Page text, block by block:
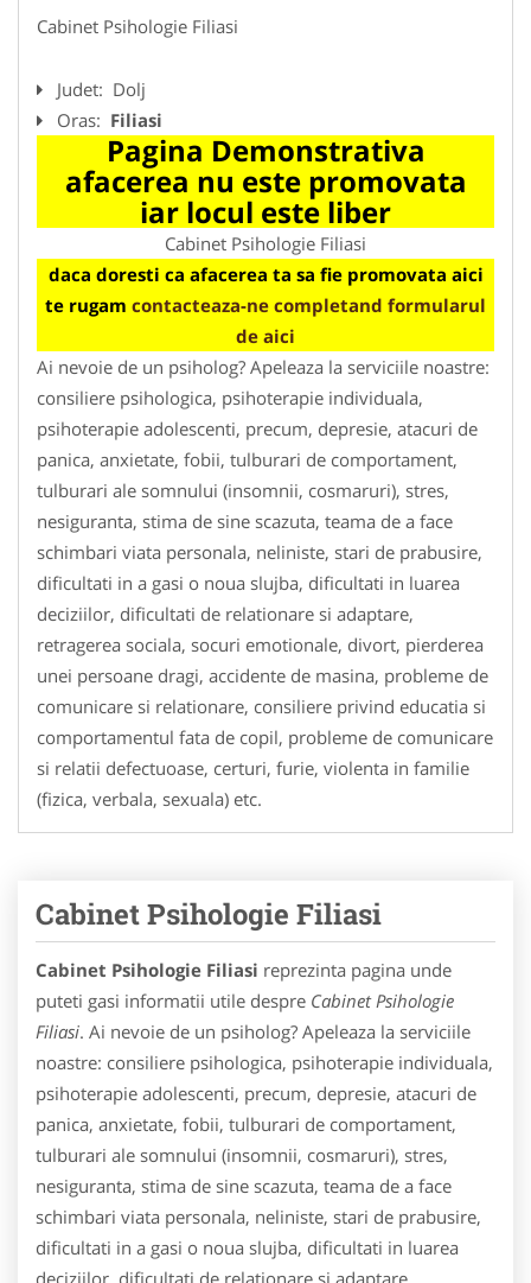
Cabinet Psihologie Filiasi
Judet: Dolj
Oras: Filiasi
Pagina Demonstrativa
afacerea nu este promovata
iar locul este liber
Cabinet Psihologie Filiasi
daca doresti ca afacerea ta sa fie promovata aici
te rugam contacteaza-ne completand formularul
de aici
Ai nevoie de un psiholog? Apeleaza la serviciile noastre:
consiliere psihologica, psihoterapie individuala,
psihoterapie adolescenti, precum, depresie, atacuri de
panica, anxietate, fobii, tulburari de comportament,
tulburari ale somnului (insomnii, cosmaruri), stres,
nesiguranta, stima de sine scazuta, teama de a face
schimbari viata personala, neliniste, stari de prabusire,
dificultati in a gasi o noua slujba, dificultati in luarea
deciziilor, dificultati de relationare si adaptare,
retragerea sociala, socuri emotionale, divort, pierderea
unei persoane dragi, accidente de masina, probleme de
comunicare si relationare, consiliere privind educatia si
comportamentul fata de copil, probleme de comunicare
si relatii defectuoase, certuri, furie, violenta in familie
(fizica, verbala, sexuala) etc.
Cabinet Psihologie Filiasi
Cabinet Psihologie Filiasi reprezinta pagina unde
puteti gasi informatii utile despre Cabinet Psihologie
Filiasi. Ai nevoie de un psiholog? Apeleaza la serviciile
noastre: consiliere psihologica, psihoterapie individuala,
psihoterapie adolescenti, precum, depresie, atacuri de
panica, anxietate, fobii, tulburari de comportament,
tulburari ale somnului (insomnii, cosmaruri), stres,
nesiguranta, stima de sine scazuta, teama de a face
schimbari viata personala, neliniste, stari de prabusire,
dificultati in a gasi o noua slujba, dificultati in luarea
deciziilor, dificultati de relationare si adaptare,